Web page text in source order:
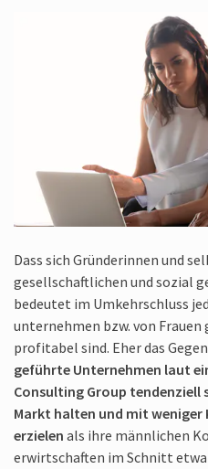
Dass sich Gründerinnen und
gesellschaftlichen und sozial
bedeutet im Umkehrschluss
unternehmen bzw. von
profitabel sind. Eher das
geführte Unternehmen laut
Consulting Group tendenziell
Markt halten und mit weniger
erzielen als ihre männlichen
erwirtschaften im Schnitt